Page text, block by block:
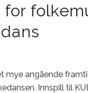
mye angående
Innspill til